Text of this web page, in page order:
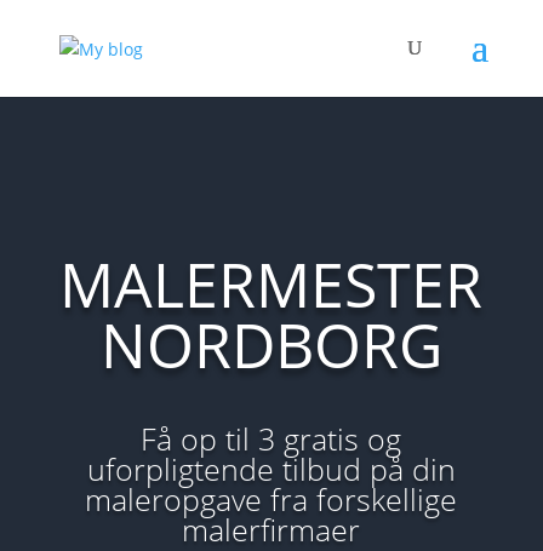
MALERMESTER
NORDBORG
Få op til 3 gratis og
uforpligtende tilbud på din
maleropgave fra forskellige
malerfirmaer